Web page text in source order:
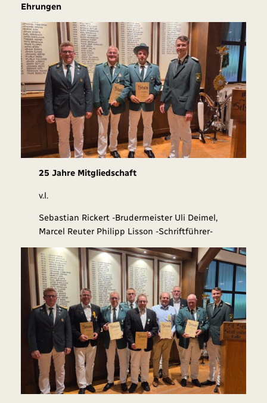
Ehrungen
25 Jahre Mitgliedschaft
v.l.
Sebastian Rickert -Brudermeister Uli Deimel,
Marcel Reuter Philipp Lisson -Schriftführer-